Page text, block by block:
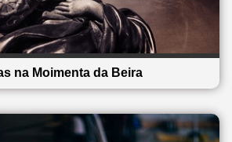
na Moimenta da Beira